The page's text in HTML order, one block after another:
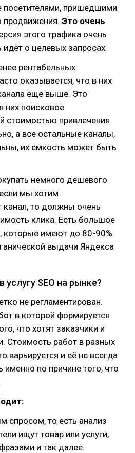
посетителями, пришедшими
Это очень
этого трафика очень
идёт о целевых запросах.
рентабельных
оказывается, что в них
еще выше. Это
них поисковое
стоимостью привлечения
а все остальные каналы,
их емкость может быть
немного дешевого
мы хотим
канал, то должны очень
клика. Есть большое
которые имеют до 80-90%
выдачи Яндекса
услугу SEO на рынке?
не регламентирован.
в которой формируется
что хотят заказчики и
Стоимость работ в разных
варьируется и её не всегда
именно по причине того, что
спросом, то есть анализ
ищут товар или услуги,
и так далее.